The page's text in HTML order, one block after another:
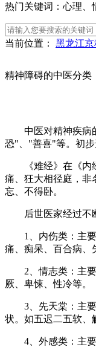
热门关键词： 心理、
当前位置： 黑龙江
精神障碍的中医分类
中医对精神疾病的
恐"、"善喜"等。初步
《难经》在《内经
痛、狂大相径庭，非
忘、不得卧。
后世医家经过不断
1、内伤类：主要
痛、痴呆、百合病、
2、情志类：主要
厥、卑悚、性冷等。
3、先天棠：主要
状。如五迟二五软、
4、外感类：主要